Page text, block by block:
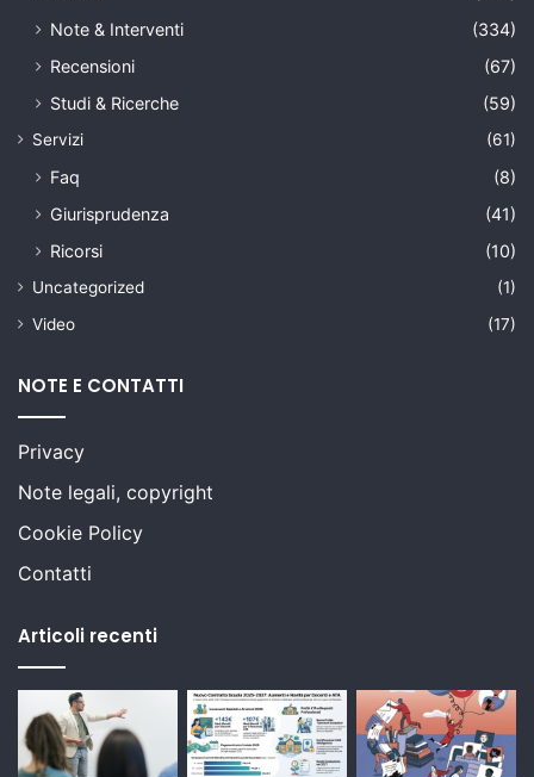
Note & Interventi
(334)
Recensioni
(67)
Studi & Ricerche
(59)
Servizi (61)
Faq
(8)
Giurisprudenza
(41)
Ricorsi
(10)
Uncategorized
(1)
Video
(17)
NOTE E CONTATTI
Privacy
Note legali, copyright
Cookie Policy
Contatti
Articoli recenti